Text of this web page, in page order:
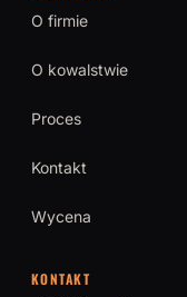
O firmie
O kowalstwie
Proces
Kontakt
Wycena
KONTAKT